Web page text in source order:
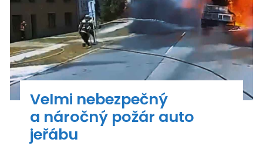
Velmi nebezpečný
a náročný požár auto
jeřábu